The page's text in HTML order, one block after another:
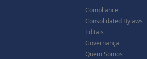
Compliance
Consolidated Bylaws
Editais
Governança
Quem Somos